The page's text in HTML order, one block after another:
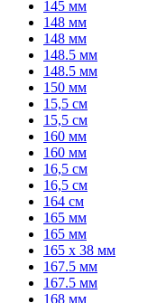
145 мм
148 мм
148 мм
148.5 мм
148.5 мм
150 мм
15,5 см
15,5 см
160 мм
160 мм
16,5 см
16,5 см
164 см
165 мм
165 мм
165 x 38 мм
167.5 мм
167.5 мм
168 мм